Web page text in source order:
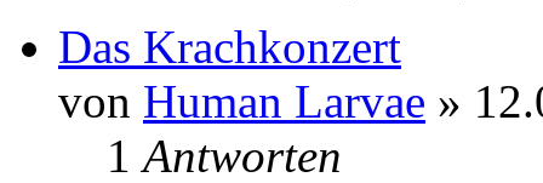
Das Krachkonzert
von Human Larvae »
1Antworten